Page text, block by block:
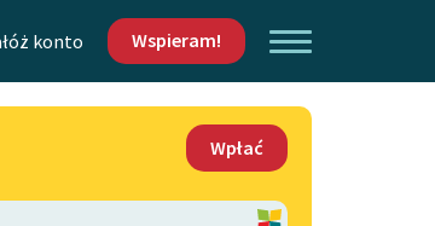
konto Wspieram!
Kontakt
Wpłać